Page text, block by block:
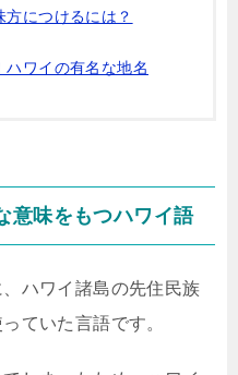
方につけるには？
ハワイの有名な地名
意味をもつハワイ語
ハワイ諸島の先住民族
ていた言語です。